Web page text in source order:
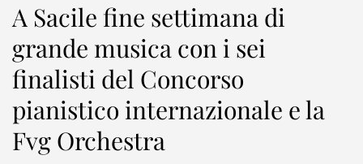
A Sacile fine settimana di
grande musica con i sei
finalisti del Concorso
pianistico internazionale e la
Fvg Orchestra